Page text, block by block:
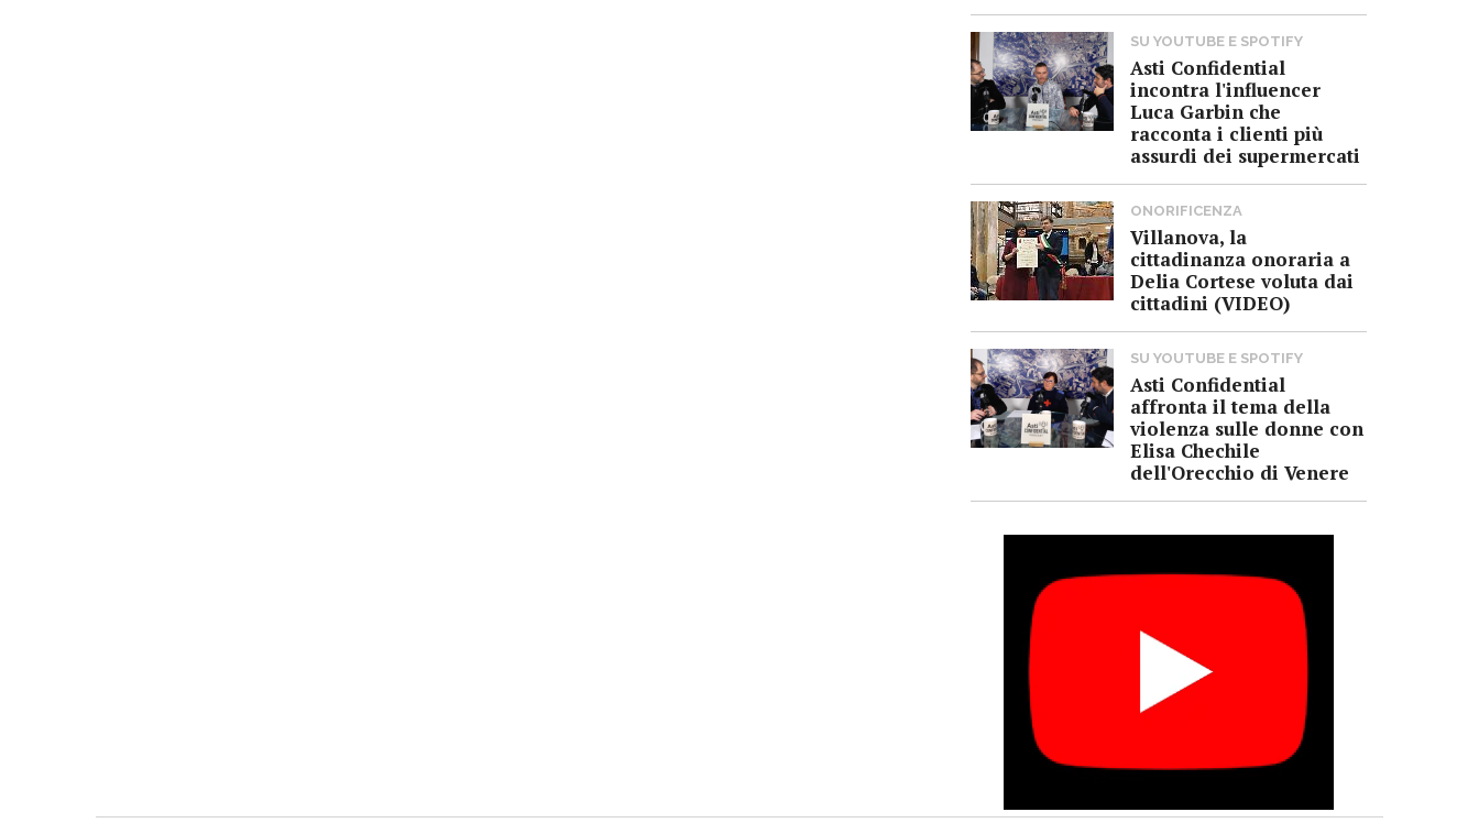
SU YOUTUBE E SPOTIFY
Asti Confidential
incontra l'influencer
Luca Garbin che
racconta i clienti più
assurdi dei supermercati
ONORIFICENZA
Villanova, la
cittadinanza onoraria a
Delia Cortese voluta dai
cittadini (VIDEO)
SU YOUTUBE E SPOTIFY
Asti Confidential
affronta il tema della
violenza sulle donne con
Elisa Chechile
dell'Orecchio di Venere